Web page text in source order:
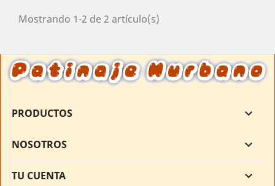
Mostrando 1-2 de 2 artículo(s)
PRODUCTOS 
NOSOTROS 
TU CUENTA 